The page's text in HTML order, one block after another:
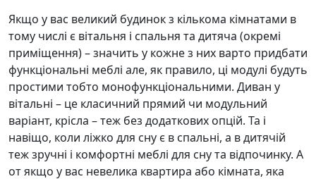
Якщо у вас великий будинок з кількома кімнатами в
тому числі є вітальня і спальня та дитяча (окремі
приміщення) – значить у кожне з них варто придбати
функціональні меблі але, як правило, ці модулі будуть
простими тобто монофункціональними. Диван у
вітальні – це класичний прямий чи модульний
варіант, крісла – теж без додаткових опцій. Та і
навіщо, коли ліжко для сну є в спальні, а в дитячій
теж зручні і комфортні меблі для сну та відпочинку. А
от якщо у вас невелика квартира або кімната, яка